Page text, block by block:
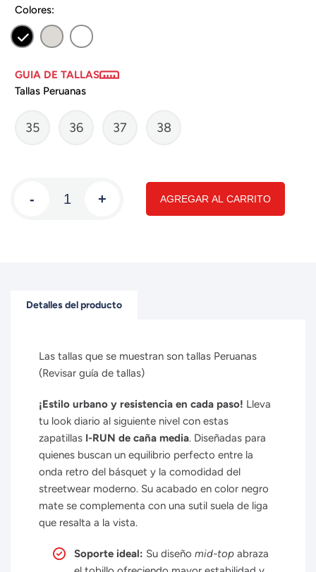
Colores:
GUIA DE TALLAS
Tallas Peruanas
35 36 37 38
- + AGREGAR AL CARRITO
Detalles del producto
Las tallas que se muestran son tallas Peruanas
(Revisar guía de tallas)
¡Estilo urbano y resistencia en cada paso! Lleva
tu look diario al siguiente nivel con estas
zapatillas I-RUN de caña media. Diseñadas para
quienes buscan un equilibrio perfecto entre la
onda retro del básquet y la comodidad del
streetwear moderno. Su acabado en color negro
mate se complementa con una sutil suela de liga
que resalta a la vista.
Soporte ideal: Su diseño mid-top abraza